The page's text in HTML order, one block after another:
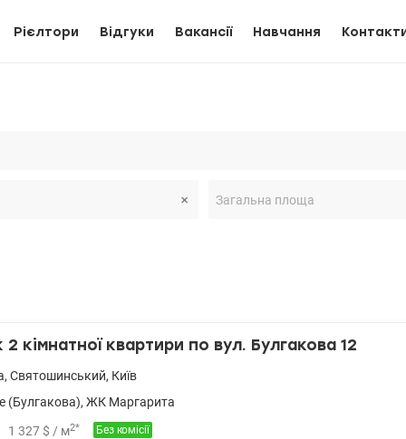
Рієлтори Відгуки Вакансії Навчання
кімнатної квартири по вул. Булгакова 12
, Святошинський, Київ
(Булгакова), ЖК Маргарита
1 327 $ / м2* Без комісії